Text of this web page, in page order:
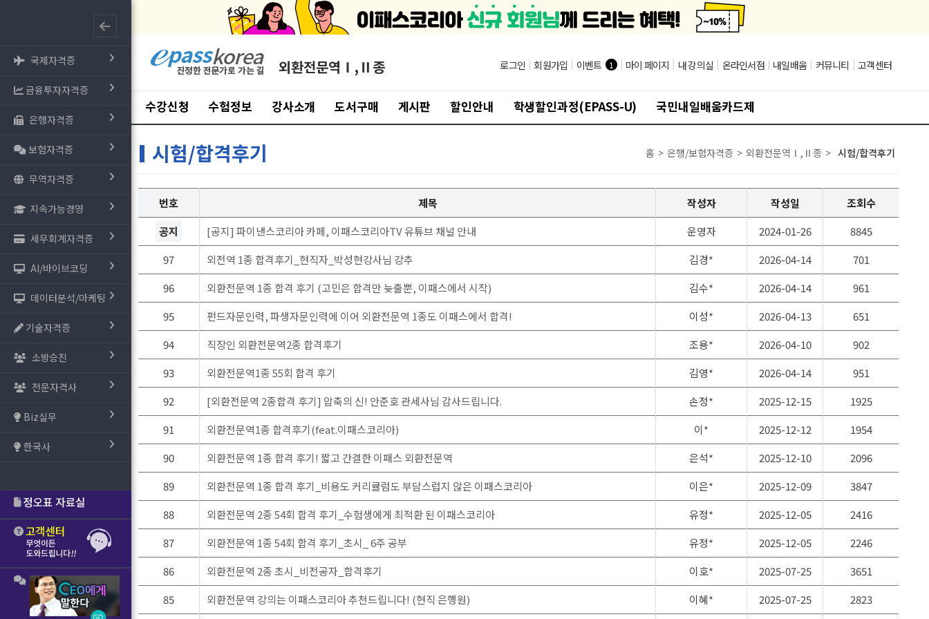
국제자격증
금융투자자격증
은행자격증
보험자격증
무역자격증
지속가능경영
세무회계자격증
AI/바이브코딩
데이터분석/마케팅
기술자격증
소방승진
전문자격사
Biz실무
한국사
외환전문역Ⅰ,Ⅱ종 로그인 | 회원가입 | 이벤트 1 | 마이 페이지 | 내 강의실 | 온라인서점 | 내일배움 | 커뮤니티 | 고객센터
수강신청 수험정보 강사소개 도서구매 게시판 할인안내 학생할인과정(EPASS-U) 국민내일배움카드제
시험/합격후기 홈 > 은행/보험자격증 > 외환전문역Ⅰ,Ⅱ종 > 시험/합격후기
번호 제목 작성자 작성일
조회수
공지
[공지] 파이낸스코리아 카페, 이패스코리아TV 유튜브 채널 안내 운영자 2024-01-26
8845
97
외전역 1종 합격후기_현직자_박성현강사님 강추 김경* 2026-04-14
701
96
외환전문역 1종 합격 후기 (고민은 합격만 늦출뿐, 이패스에서 시작) 김수* 2026-04-14
961
95
펀드자문인력, 파생자문인력에 이어 외환전문역 1종도 이패스에서 합격! 이성* 2026-04-13
651
94
직장인 외환전문역2종 합격후기 조용* 2026-04-10
902
93
외환전문역1종 55회 합격 후기 김영* 2026-04-14
951
92
[외환전문역 2종합격 후기] 압축의 신! 안준호 관세사님 감사드립니다. 손정* 2025-12-15
1925
91
외환전문역1종 합격후기(feat.이패스코리아) 이* 2025-12-12
1954
90
외환전문역 1종 합격 후기! 짧고 간결한 이패스 외환전문역 은석* 2025-12-10
2096
89
외환전문역 1종 합격 후기_비용도 커리큘럼도 부담스럽지 않은 이패스코리아 이은* 2025-12-09
3847
88
외환전문역 2종 54회 합격 후기_수험생에게 최적환 된 이패스코리아 유정* 2025-12-05
2416
87
외환전문역 1종 54회 합격 후기_초시_ 6주 공부 유정* 2025-12-05
2246
86
외환전문역 2종 초시_비전공자_합격후기 이호* 2025-07-25
3651
85
외환전문역 강의는 이패스코리아 추천드립니다! (현직 은행원) 이혜* 2025-07-25 2823